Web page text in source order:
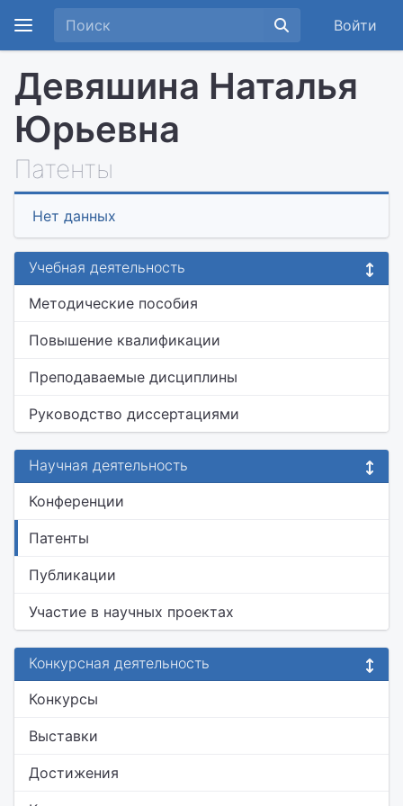
Войти
Девяшина Наталья
Юрьевна
Патенты
Нет данных
Учебная деятельность
Методические пособия
Повышение квалификации
Преподаваемые дисциплины
Руководство диссертациями
Научная деятельность
Конференции
Патенты
Публикации
Участие в научных проектах
Конкурсная деятельность
Конкурсы
Выставки
Достижения